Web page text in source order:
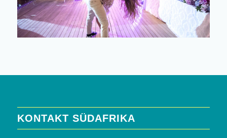
KONTAKT SÜDAFRIKA